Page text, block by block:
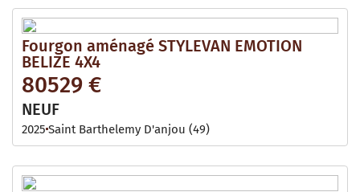
Fourgon aménagé STYLEVAN EMOTION
BELIZE 4X4
80529 €
NEUF
2025 Saint Barthelemy D'anjou (49)